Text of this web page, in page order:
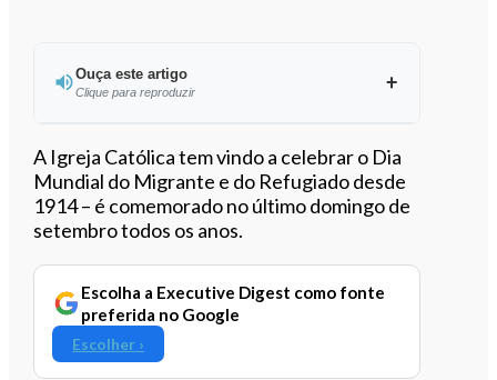
Ouça este artigo
Clique para reproduzir
Ouvir este artigo
A Igreja Católica tem vindo a celebrar o Dia
Mundial do Migrante e do Refugiado desde
1914 – é comemorado no último domingo de
setembro todos os anos.
Escolha a Executive Digest como fonte
preferida no Google
Escolher ›